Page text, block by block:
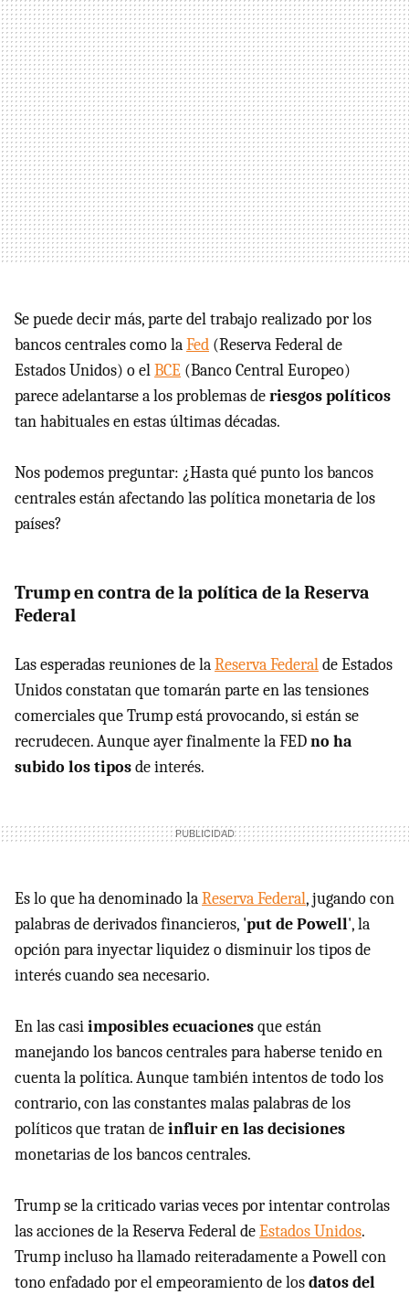
Se puede decir más, parte del trabajo realizado por los
bancos centrales como laFed (Reserva Federal de
Estados Unidos) o elBCE (Banco Central Europeo)
parece adelantarse a los problemas deriesgos políticos
tan habituales en estas últimas décadas.
Nos podemos preguntar: ¿Hasta qué punto los bancos
centrales están afectando las política monetaria de los
países?
Trump en contra de la política de la Reserva
Federal
Las esperadas reuniones de laReserva Federalde Estados
Unidos constatan que tomarán parte en las tensiones
comerciales que Trump está provocando, si están se
recrudecen. Aunque ayer finalmente la FEDno ha
subido los tiposde interés.
Es lo que ha denominado laReserva Federal, jugando con
palabras de derivados financieros, 'put de Powell', la
opción para inyectar liquidez o disminuir los tipos de
interés cuando sea necesario.
En las casiimposibles ecuacionesque están
manejando los bancos centrales para haberse tenido en
cuenta la política. Aunque también intentos de todo los
contrario, con las constantes malas palabras de los
políticos que tratan deinfluir en las decisiones
monetarias de los bancos centrales.
Trump se la criticado varias veces por intentar controlas
las acciones de la Reserva Federal deEstados Unidos.
Trump incluso ha llamado reiteradamente a Powell con
tono enfadado por el empeoramiento de losdatos del